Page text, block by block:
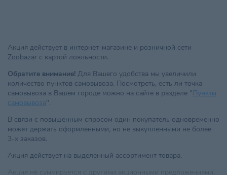
Акция действует в интернет-магазине и розничной сети
Zoobazar с картой лояльности.
Обратите внимание! Для Вашего удобства мы увеличили
количество пунктов самовывоза. Посмотреть, есть ли точка
самовывоза в Вашем городе можно на сайте в разделе "Пункты
самовывоза".
В связи с повышенным спросом один покупатель одновременно
может держать оформленными, но не выкупленными не более
3-х заказов.
Акция действует на выделенный ассортимент товара.